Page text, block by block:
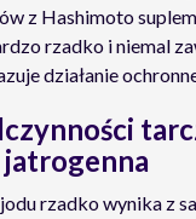
z Hashimoto
rzadko i niemal
działanie
rzadko wynika z